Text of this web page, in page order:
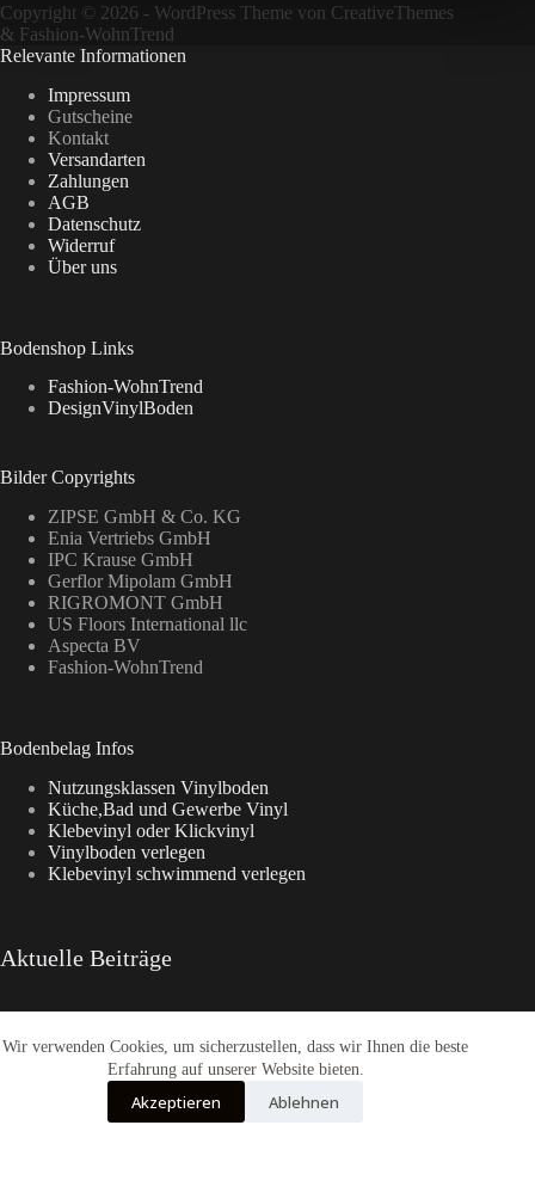
Wir verwenden Cookies, um sicherzustellen, dass wir Ihnen die beste
Erfahrung auf unserer Website bieten.
Akzeptieren Ablehnen
Copyright © 2026 - WordPress Theme von CreativeThemes
& Fashion-WohnTrend
Relevante Informationen
Impressum
Gutscheine
Kontakt
Versandarten
Zahlungen
AGB
Datenschutz
Widerruf
Über uns
Bodenshop Links
Fashion-WohnTrend
DesignVinylBoden
Bilder Copyrights
ZIPSE GmbH & Co. KG
Enia Vertriebs GmbH
IPC Krause GmbH
Gerflor Mipolam GmbH
RIGROMONT GmbH
US Floors International llc
Aspecta BV
Fashion-WohnTrend
Bodenbelag Infos
Nutzungsklassen Vinylboden
Küche,Bad und Gewerbe Vinyl
Klebevinyl oder Klickvinyl
Vinylboden verlegen
Klebevinyl schwimmend verlegen
Aktuelle Beiträge
Aspecta Vinylboden
Enia Kollektionen im Überblick
CasaNova Vinylboden
Warum sich der Weg zu Fashion-WohnTrend.de lohnt